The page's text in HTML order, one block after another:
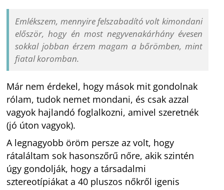
Emlékszem, mennyire felszabadító volt kimondani
először, hogy én most negyvenakárhány évesen
sokkal jobban érzem magam a bőrömben, mint
fiatal koromban.
Már nem érdekel, hogy mások mit gondolnak
rólam, tudok nemet mondani, és csak azzal
vagyok hajlandó foglalkozni, amivel szeretnék
(jó úton vagyok).
A legnagyobb öröm persze az volt, hogy
rátaláltam sok hasonszőrű nőre, akik szintén
úgy gondolják, hogy a társadalmi
sztereotípiákat a 40 pluszos nőkről igenis